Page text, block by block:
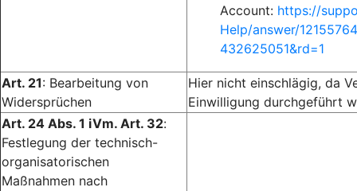
Account: https://
Help/answer/
432625051&rd=1
Art. 21: Bearbeitung von
Widersprüchen
Hier nicht einschlägig, da
Einwilligung durchgeführt
Art. 24 Abs. 1 iVm. Art. 32:
Festlegung der technisch-
organisatorischen
Maßnahmen nach